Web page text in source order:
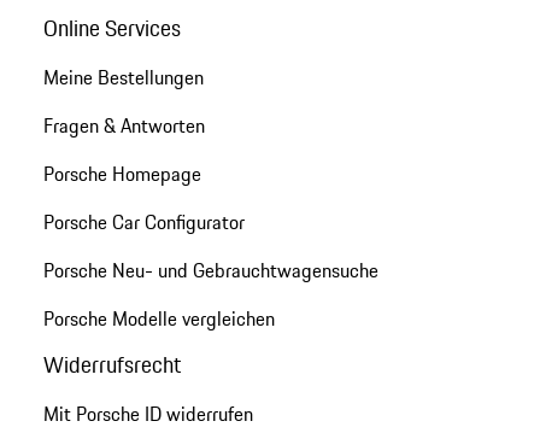
Online Services
Meine Bestellungen
Fragen & Antworten
Porsche Homepage
Porsche Car Configurator
Porsche Neu- und Gebrauchtwagensuche
Porsche Modelle vergleichen
Widerrufsrecht
Mit Porsche ID widerrufen